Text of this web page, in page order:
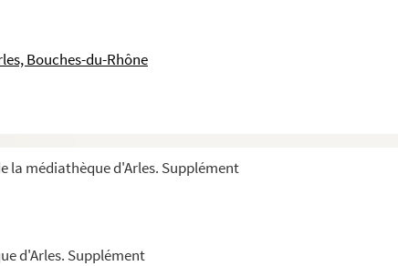
Bouches-du-Rhône
la médiathèque d'Arles. Supplément
d'Arles. Supplément
la chapellenie Notre-Dame fondée dans l’église Notre...